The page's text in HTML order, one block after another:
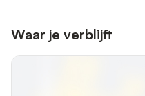
Waar je verblijft